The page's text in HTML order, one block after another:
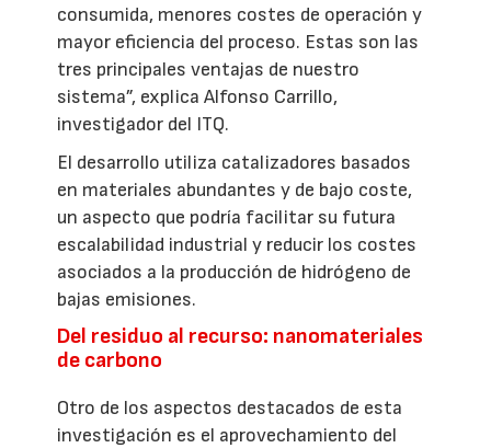
consumida, menores costes de operación y
mayor eficiencia del proceso. Estas son las
tres principales ventajas de nuestro
sistema”, explica Alfonso Carrillo,
investigador del ITQ.
El desarrollo utiliza catalizadores basados
en materiales abundantes y de bajo coste,
un aspecto que podría facilitar su futura
escalabilidad industrial y reducir los costes
asociados a la producción de hidrógeno de
bajas emisiones.
Del residuo al recurso: nanomateriales
de carbono
Otro de los aspectos destacados de esta
investigación es el aprovechamiento del